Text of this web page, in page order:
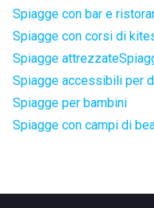
Spiagge con bar e
Spiagge con corsi di
Spiagge attrezzate
Spiagge accessibili per
Spiagge per bambini
Spiagge con campi di